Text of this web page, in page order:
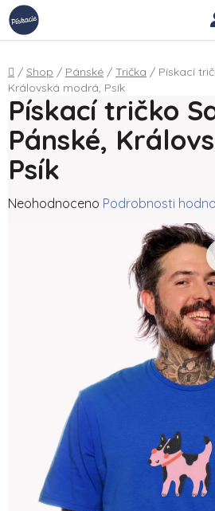
Přejít na obsah
Domů
/ Shop / Pánské / Trička / Pískací
Královská modrá, Psík
Pískací tričko
Pánské,
Psík
Průměrné hodnocení produktu je
Neohodnoceno Podrobnosti